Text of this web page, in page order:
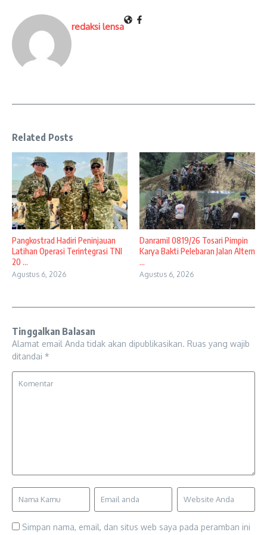
redaksi lensa
Related Posts
Pangkostrad Hadiri Peninjauan
Latihan Operasi Terintegrasi TNI
20 ...
Agustus 6, 2026
Danramil 0819/26 Tosari Pimpin
Karya Bakti Pelebaran Jalan Altern
...
Agustus 6, 2026
Tinggalkan Balasan
Alamat email Anda tidak akan dipublikasikan. Ruas yang wajib
ditandai *
Simpan nama, email, dan situs web saya pada peramban ini